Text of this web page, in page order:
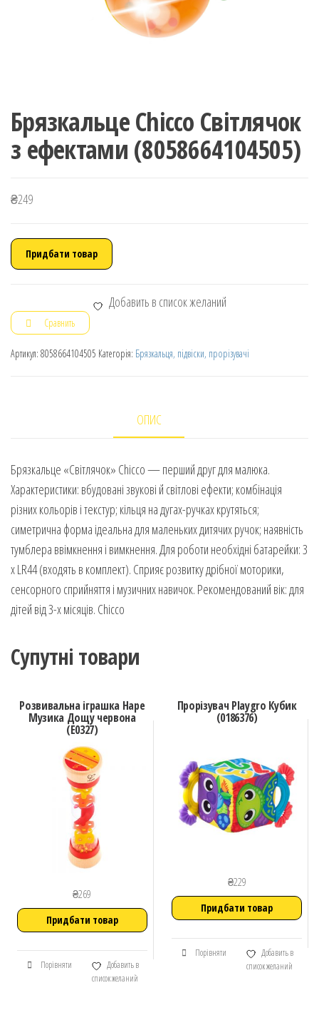
Брязкальце Chicco Світлячок
з ефектами (8058664104505)
₴249
Придбати товар
Добавить в список желаний
Сравнить
Артикул: 8058664104505 Категорія: Брязкальця, підвіски, прорізувачі
ОПИС
Брязкальце «Світлячок» Chicco — перший друг для малюка.
Характеристики: вбудовані звукові й світлові ефекти; комбінація
різних кольорів і текстур; кільця на дугах-ручках крутяться;
симетрична форма ідеальна для маленьких дитячих ручок; наявність
тумблера ввімкнення і вимкнення. Для роботи необхідні батарейки: 3
х LR44 (входять в комплект). Сприяє розвитку дрібної моторики,
сенсорного сприйняття і музичних навичок. Рекомендований вік: для
дітей від 3-х місяців. Chicco
Супутні товари
Розвивальна іграшка Hape
Музика Дощу червона
(E0327)
₴269
Придбати товар
Порівняти
Добавить в
список желаний
Прорізувач Playgro Кубик
(0186376)
₴229
Придбати товар
Порівняти
Добавить в
список желаний